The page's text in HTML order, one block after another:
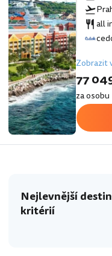
all
Zobrazit
77
za osobu
Nejlevnější
kritérií